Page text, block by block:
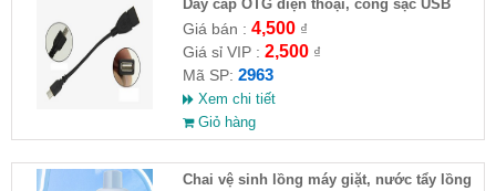
Dây cáp OTG điện thoại, cổng sạc USB
Giá bán : 4,500₫
Giá sỉ VIP : 2,500₫
Mã SP: 2963
Xem chi tiết
Giỏ hàng
Chai vệ sinh lồng máy giặt, nước tẩy lồng